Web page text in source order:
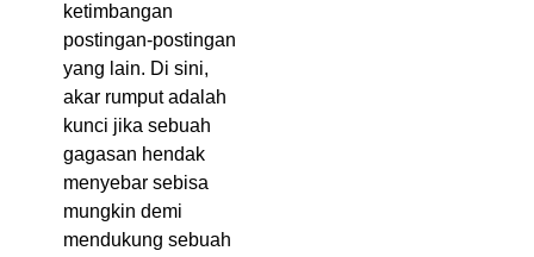
ketimbangan
postingan-postingan
yang lain. Di sini,
akar rumput adalah
kunci jika sebuah
gagasan hendak
menyebar sebisa
mungkin demi
mendukung sebuah